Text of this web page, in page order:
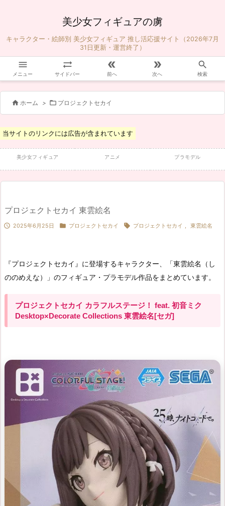
美少女フィギュアの虜
キャラクター・絵師別 美少女フィギュア 推し活応援サイト（2026年7月
31日更新・運営終了）

メニュー

サイドバー

前へ

次へ

検索
 ホーム >  プロジェクトセカイ
当サイトのリンクには広告が含まれています
美少女フィギュア アニメ プラモデル
プロジェクトセカイ 東雲絵名
 2025年6月25日  プロジェクトセカイ  プロジェクトセカイ , 東雲絵名
『プロジェクトセカイ』に登場するキャラクター、「東雲絵名（し
ののめえな）」のフィギュア・プラモデル作品をまとめています。
プロジェクトセカイ カラフルステージ！ feat. 初音ミク
Desktop×Decorate Collections 東雲絵名[セガ]